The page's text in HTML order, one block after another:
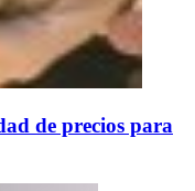
de precios para